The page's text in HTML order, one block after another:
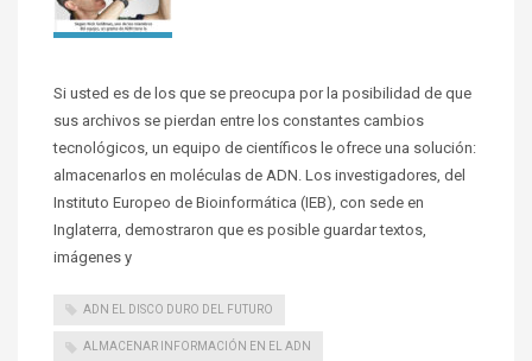
Si usted es de los que se preocupa por la posibilidad de que
sus archivos se pierdan entre los constantes cambios
tecnológicos, un equipo de científicos le ofrece una solución:
almacenarlos en moléculas de ADN. Los investigadores, del
Instituto Europeo de Bioinformática (IEB), con sede en
Inglaterra, demostraron que es posible guardar textos,
imágenes y
ADN EL DISCO DURO DEL FUTURO
ALMACENAR INFORMACIÓN EN EL ADN